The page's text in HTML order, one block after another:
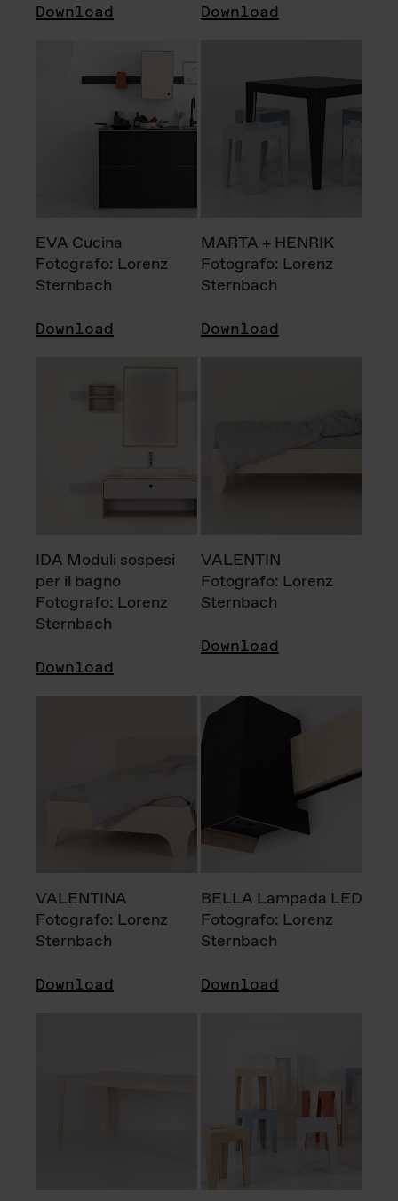
Download Download
EVA Cucina
Fotografo: Lorenz
Sternbach
Download
MARTA + HENRIK
Fotografo: Lorenz
Sternbach
Download
IDA Moduli sospesi
per il bagno
Fotografo: Lorenz
Sternbach
Download
VALENTIN
Fotografo: Lorenz
Sternbach
Download
VALENTINA
Fotografo: Lorenz
Sternbach
Download
BELLA Lampada LED
Fotografo: Lorenz
Sternbach
Download